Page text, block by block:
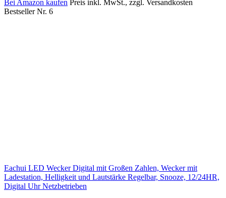
Bei Amazon kaufen Preis inkl. MwSt., zzgl. Versandkosten
Bestseller Nr. 6
Eachui LED Wecker Digital mit Großen Zahlen, Wecker mit
Ladestation, Helligkeit und Lautstärke Regelbar, Snooze, 12/24HR,
Digital Uhr Netzbetrieben